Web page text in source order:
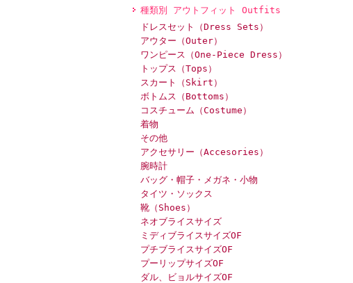
種類別 アウトフィット Outfits
ドレスセット（Dress Sets）
アウター（Outer）
ワンピース（One-Piece Dress）
トップス（Tops）
スカート（Skirt）
ボトムス（Bottoms）
コスチューム（Costume）
着物
その他
アクセサリー（Accesories）
腕時計
バッグ・帽子・メガネ・小物
タイツ・ソックス
靴（Shoes）
ネオブライスサイズ
ミディブライスサイズOF
プチブライスサイズOF
プーリップサイズOF
ダル、ビョルサイズOF